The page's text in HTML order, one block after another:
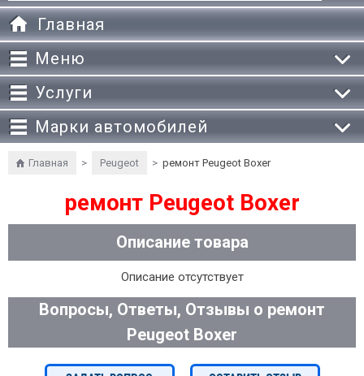
Главная
Меню
Услуги
Марки автомобилей
Главная > Peugeot > ремонт Peugeot Boxer
ремонт Peugeot Boxer
Описание товара
Описание отсутствует
Вопросы, Ответы, Отзывы о ремонт
Peugeot Boxer